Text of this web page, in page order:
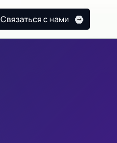
Связаться с нами